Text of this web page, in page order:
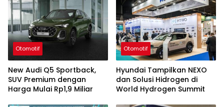
Otomotif
New Audi Q5 Sportback,
SUV Premium dengan
Harga Mulai Rp1,9 Miliar
Otomotif
Hyundai Tampilkan NEXO
dan Solusi Hidrogen di
World Hydrogen Summit